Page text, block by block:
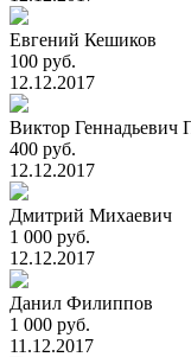
Евгений Кешиков
100 руб.
12.12.2017
Виктор Геннадьевич
400 руб.
12.12.2017
Дмитрий Михаевич
1 000 руб.
12.12.2017
Данил Филиппов
1 000 руб.
11.12.2017